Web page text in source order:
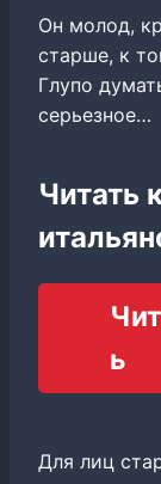
Он молод,
старше, к
Глупо
серьезное…
Читать
ь
Для лиц